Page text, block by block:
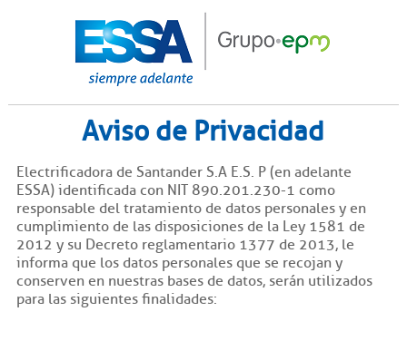
Aviso de Privacidad
Electrificadora de Santander S.A E.S. P (en adelante
ESSA) identificada con NIT 890.201.230-1 como
responsable del tratamiento de datos personales y en
cumplimiento de las disposiciones de la Ley 1581 de
2012 y su Decreto reglamentario 1377 de 2013, le
informa que los datos personales que se recojan y
conserven en nuestras bases de datos, serán utilizados
para las siguientes finalidades: